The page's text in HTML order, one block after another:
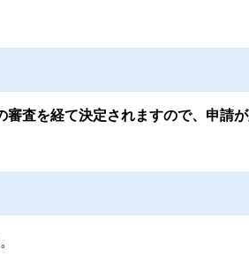
審査を経て決定されますので、申請